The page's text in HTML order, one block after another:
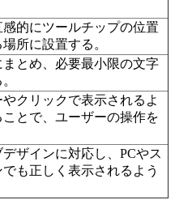
的にツールチップの位置
所に設置する。
とめ、必要最小限の文字
クリックで表示されるよ
ことで、ユーザーの操作を
ザインに対応し、PCやス
も正しく表示されるよう